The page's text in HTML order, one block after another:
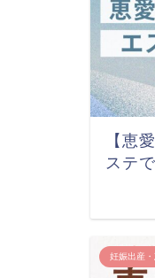
【恵
ステ
妊娠出産